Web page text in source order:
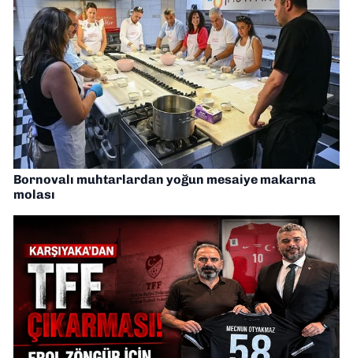
Bornovalı muhtarlardan yoğun mesaiye makarna
molası